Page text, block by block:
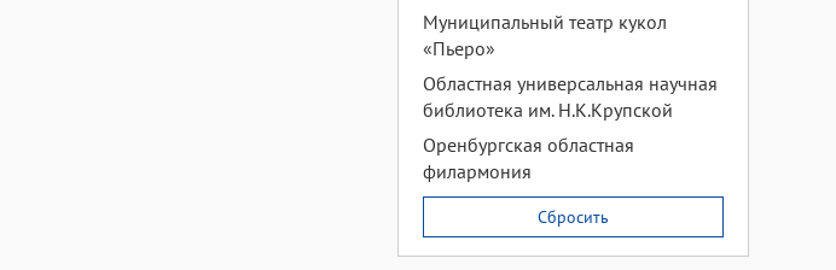
Муниципальный театр кукол
«Пьеро»
Областная универсальная научная
библиотека им. Н.К.Крупской
Оренбургская областная
филармония
Сбросить